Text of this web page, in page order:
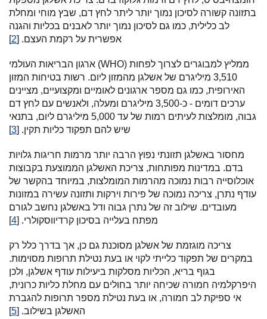
בתזונה קשורה לסיכון נמוך יותר ליתר לחץ דם, שבץ מוחי ומחלת
לב כלילית, כמו גם לסיכון נמוך יותר לאבנים בכליות והגנה
אפשרית על רקמת העצם. [2
]
ארגון הבריאות העולמי (WHO) ממליץ למבוגרים לצרוך לפחות
3,510 מיליגרם של אשלגן מהמזון ליום. רשות בטיחות המזון
האירופית, כמו גם מספר ארגונים לאומיים ומקצועיים, מציינים
ערכים דומים - כ-3,500 מיליגרם ומעלה, ולאנשים עם לחץ דם
גבוה, מומלצות לעיתים רמות של עד 5,000 מיליגרם ליום, בתנאי
שיש להם תפקוד כליות תקין. [3
]
מחסור באשלגן תזונתי נפוץ הרבה יותר מרמות חריגות גלויות
בדם. במדינות מפותחות, צריכת האשלגן הממוצעת בקבוצות
אוכלוסייה רבות נמוכה מהרמות המומלצות, במיוחד בהקשר של
עודף נתרן, צריכה נמוכה של פירות וירקות ותזונה עשירה במזונות
מעובדים. שילוב זה של נתרן גבוה ודל באשלגן נחשב לגורם
מפתח בעלייה בסיכון קרדיווסקולרי. [4
]
צריכה מוגזמת של אשלגן מסוכנת גם כן, אך בדרך כלל רק
במקרים של תפקוד כלייתי לקוי או בעת נטילת תרופות מסוימות.
בגוף בריא, הכליות מסלקות ביעילות עודף אשלגן, ולכן
היפרקלמיה חמורה שכיחה יותר בחולים עם מחלת כליות כרונית,
אי ספיקת לב חמורה, או בעת נטילת מספר תרופות להגברת
האשלגן בשילוב. [5
]